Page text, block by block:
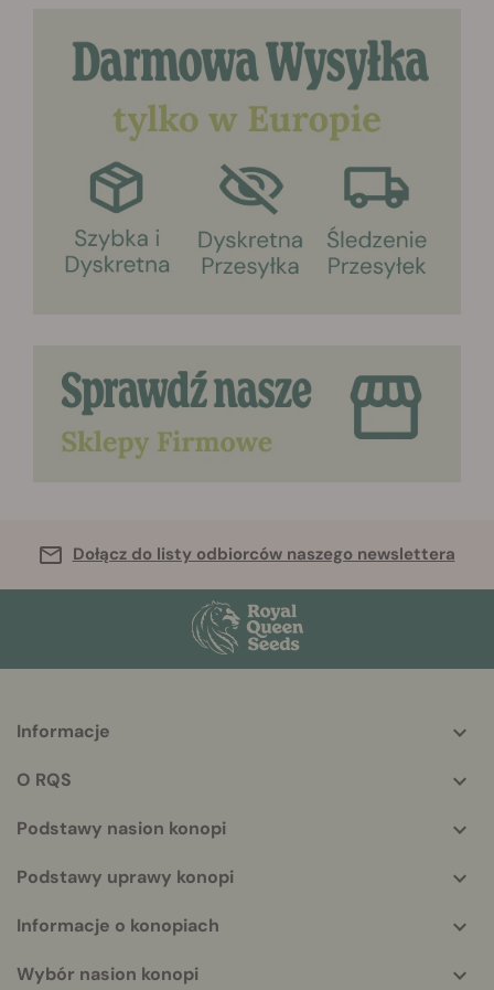
Dołącz do listy odbiorców naszego newslettera
info
Informacje
O RQS
Podstawy nasion konopi
Podstawy uprawy konopi
Informacje o konopiach
Wybór nasion konopi